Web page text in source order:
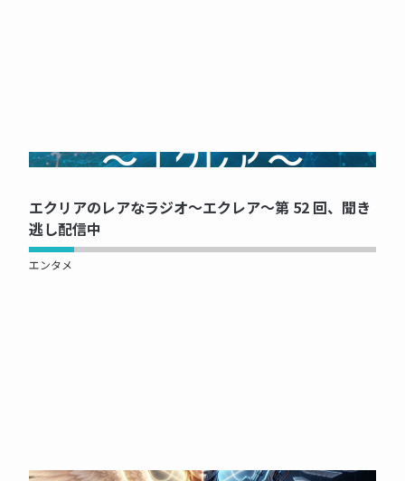
NOW PRINTING...
エクリアのレアなラジオ～エクレア～第 52 回、聞き
逃し配信中
エンタメ